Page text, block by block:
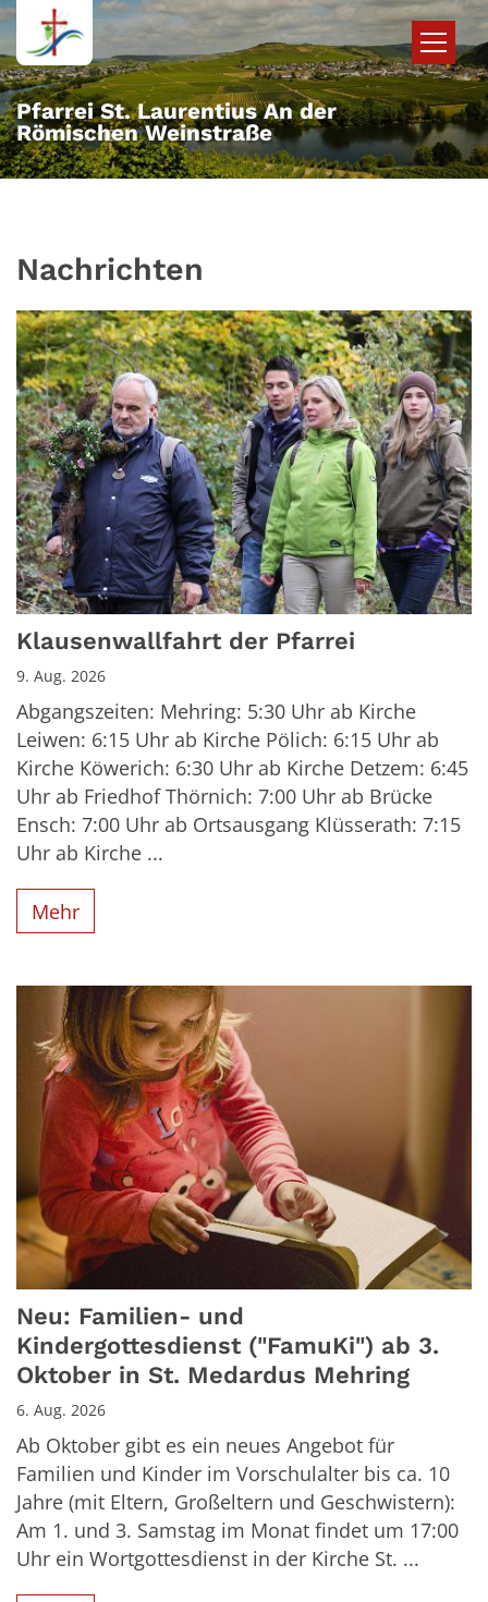
Zum Inhalt springen
Pfarrei St. Laurentius An der
Römischen Weinstraße
Nachrichten
Klausenwallfahrt der Pfarrei
9. Aug. 2026
Abgangszeiten: Mehring: 5:30 Uhr ab Kirche
Leiwen: 6:15 Uhr ab Kirche Pölich: 6:15 Uhr ab
Kirche Köwerich: 6:30 Uhr ab Kirche Detzem: 6:45
Uhr ab Friedhof Thörnich: 7:00 Uhr ab Brücke
Ensch: 7:00 Uhr ab Ortsausgang Klüsserath: 7:15
Uhr ab Kirche ...
Mehr
Neu: Familien- und
Kindergottesdienst ("FamuKi") ab 3.
Oktober in St. Medardus Mehring
6. Aug. 2026
Ab Oktober gibt es ein neues Angebot für
Familien und Kinder im Vorschulalter bis ca. 10
Jahre (mit Eltern, Großeltern und Geschwistern):
Am 1. und 3. Samstag im Monat findet um 17:00
Uhr ein Wortgottesdienst in der Kirche St. ...